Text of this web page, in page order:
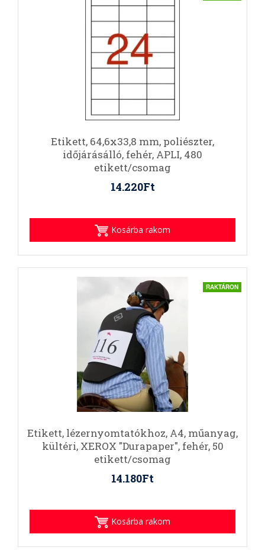
Etikett, 64,6x33,8 mm, poliészter,
időjárásálló, fehér, APLI, 480
etikett/csomag
14.220Ft
Kosárba rakom
RAKTÁRON
Etikett, lézernyomtatókhoz, A4, műanyag,
kültéri, XEROX "Durapaper", fehér, 50
etikett/csomag
14.180Ft
Kosárba rakom